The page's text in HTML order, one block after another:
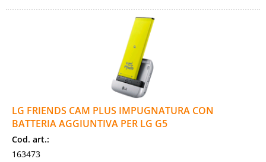
LG FRIENDS CAM PLUS IMPUGNATURA CON
BATTERIA AGGIUNTIVA PER LG G5
Cod. art.:
163473